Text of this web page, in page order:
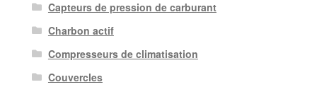
Capteurs de pression de carburant
Charbon actif
Compresseurs de climatisation
Couvercles